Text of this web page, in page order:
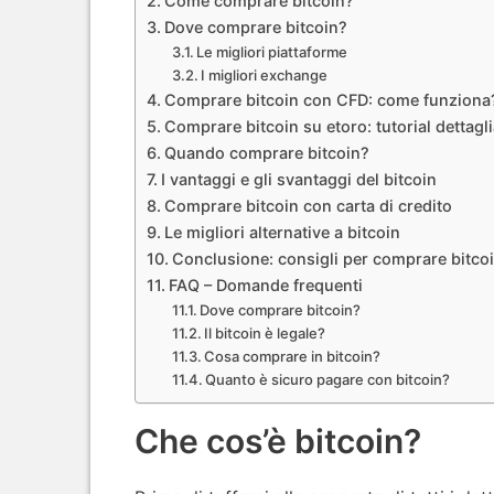
Dove comprare bitcoin?
Le migliori piattaforme
I migliori exchange
Comprare bitcoin con CFD: come
Comprare bitcoin su etoro: tutorial
Quando comprare bitcoin?
I vantaggi e gli svantaggi del bitcoin
Comprare bitcoin con carta di credito
Le migliori alternative a bitcoin
Conclusione: consigli per comprare
FAQ – Domande frequenti
Dove comprare bitcoin?
Il bitcoin è legale?
Cosa comprare in bitcoin?
Quanto è sicuro pagare con bitcoin?
Che cos’è bitcoin?